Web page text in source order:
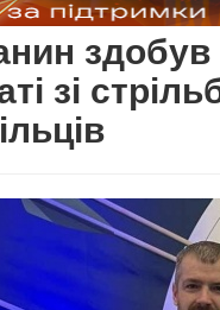
здобув
зі